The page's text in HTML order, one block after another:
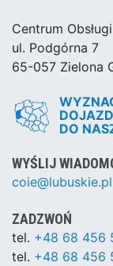
Centrum
ul. Podgórna 7
65-057 Zielona
DO
WYŚLIJ
coie@lubuskie.pl
ZADZWOŃ
tel. +48 68 456
tel. +48 68 456